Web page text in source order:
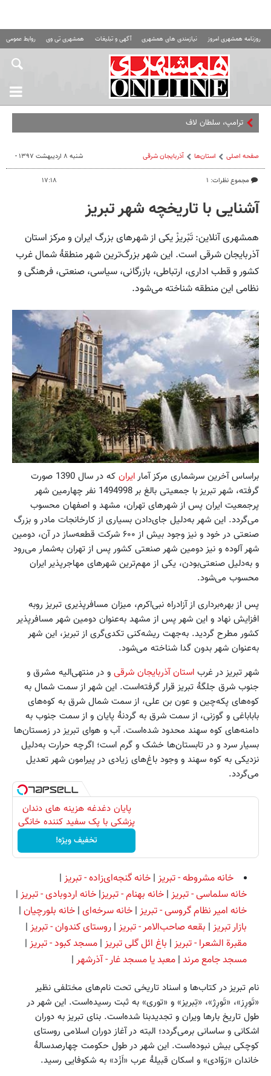
روزنامه همشهری امروز نیازمندی های همشهری آگهی و تبلیغات همشهری تی وی روابط عمومی
ترامپ، سلطان لاف
صفحه اصلی استان‌ها آذربایجان شرقی
مجموع نظرات: ۱
شنبه ۸ اردیبهشت ۱۳۹۷ -
۱۷:۱۸
آشنایی با تاریخچه شهر تبریز
همشهری آنلاین: تَبْریزْ یکی از شهرهای بزرگ ایران و مرکز استان
آذربایجان شرقی است. این شهر بزرگ‌ترین شهر منطقهٔ شمال غرب
کشور و قطب اداری، ارتباطی، بازرگانی، سیاسی، صنعتی، فرهنگی و
نظامی این منطقه شناخته می‌شود.
براساس آخرین سرشماری مرکز آمارایران
که در سال 1390 صورت
گرفته، شهر تبریز با جمعیتی بالغ بر 1494998 نفر چهارمین شهر
پرجمعیت ایران پس از شهرهای تهران، مشهد و اصفهان محسوب
می‌گردد. این شهر به‌دلیل جای‌دادن بسیاری از کارخانجات مادر و بزرگ
صنعتی در خود و نیز وجود بیش از ۶۰۰ شرکت قطعه‌ساز در آن، دومین
شهر آلوده و نیز دومین شهر صنعتی کشور پس از تهران به‌شمار می‌رود
و به‌دلیل صنعتی‌بودن، یکی از مهم‌ترین شهرهای مهاجرپذیر ایران
محسوب می‌شود.
پس از بهره‌برداری از آزادراه نبی‌اکرم، میزان مسافرپذیری تبریز روبه
افزایش نهاد و این شهر پس از مشهد به‌عنوان دومین شهر مسافرپذیر
کشور مطرح گردید. به‌جهت ریشه‌کنی تکدی‌گری از تبریز، این شهر
به‌عنوان شهر بدون گدا شناخته می‌شود.
شهر تبریز در غرب استان آذربایجان شرقی و در منتهی‌الیه مشرق و
جنوب شرق جلگهٔ تبریز قرار گرفته‌است. این شهر از سمت شمال به
کوه‌های پکه‌چین و عون بن علی، از سمت شمال شرق به کوه‌های
باباباغی و گوزنی، از سمت شرق به گردنهٔ پایان و از سمت جنوب به
دامنه‌های کوه سهند محدود ‌شده‌است. آب و هوای تبریز در زمستان‌ها
بسیار سرد و در تابستان‌ها خشک و گرم است؛ اگرچه حرارت به‌دلیل
نزدیکی به کوه سهند و وجود باغ‌های زیادی در پیرامون شهر تعدیل
می‌گردد.
پایان دغدغه هزینه های دندان
پزشکی با پک سفید کننده خانگی
تخفیف ویژه!
خانه مشروطه - تبریز | خانه گنجه‌ای‌زاده - تبریز |
خانه سلماسی - تبریز | خانه بهنام - تبریز| خانه اردوبادی - تبریز |
خانه امیر نظام گروسی - تبریز | خانه سرخه‌ای | خانه بلورچیان |
بازار تبریز | بقعه صاحب‌الامر - تبریز | روستای کندوان - تبریز |
مقبرة‌ الشعرا - تبریز | باغ ائل گلی تبریز | مسجد کبود - تبریز |
مسجد جامع مرند | معبد یا مسجد غار - آذرشهر |
نام تبریز در کتاب‌ها و اسناد تاریخی تحت نام‌های مختلفی نظیر
«تَورِز»، «تَورِژ»، «تِبریز» و «توری» به ثبت رسیده‌است. این شهر در
طول تاریخ بار‌ها ویران و تجدیدبنا شده‌است. بنای تبریز به دوران
اشکانی و ساسانی برمی‌گردد؛ البته در آغاز دوران اسلامی روستای
کوچکی بیش نبوده‌است. این شهر در طول حکومت چهارصدسالهٔ
خاندان «رَوّادی» و اسکان قبیلهٔ عرب «اَزْد» به شکوفایی رسید.